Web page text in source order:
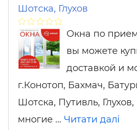
Шотска, Глухов
Окна по
вы можете
доставкой и
г.Конотоп, Бахмач,
Шотска, Путивль,
многие … Читати далі